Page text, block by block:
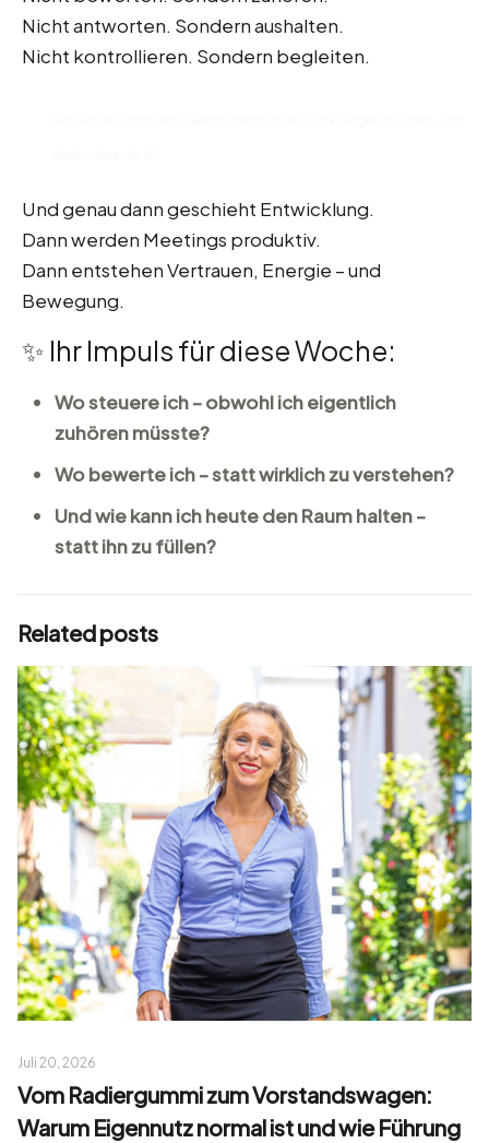
Nicht antworten. Sondern aushalten.
Nicht kontrollieren. Sondern begleiten.
Und genau dann geschieht Entwicklung.
Dann werden Meetings produktiv.
Dann entstehen Vertrauen, Energie – und
Bewegung.
✨ Ihr Impuls für diese Woche:
Wo steuere ich – obwohl ich eigentlich
zuhören müsste?
Wo bewerte ich – statt wirklich zu verstehen?
Und wie kann ich heute den Raum halten –
statt ihn zu füllen?
Related posts
Juli 20, 2026
Vom Radiergummi zum Vorstandswagen:
Warum Eigennutz normal ist und wie Führung